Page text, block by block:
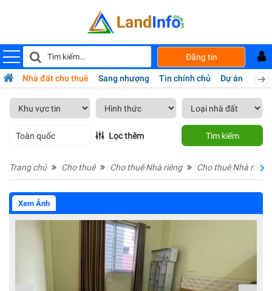
Đăng tin
Nhà đất cho thuê Sang nhượng Tin chính chủ Dự án
Toàn quốc Lọc thêm Tìm kiếm
Trang chủ Cho thuê Cho thuê Nhà riêng Cho thuê Nhà
Xem Ảnh